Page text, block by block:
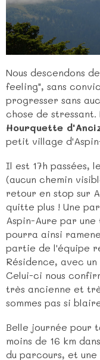
Nous descendons
feeling", sans
progresser sans
chose de
Hourquette
petit village
Il est 17h passées,
(aucun chemin
retour en stop sur
quitte plus ! Une
Aspin-Aure par
pourra ainsi
partie de l'équipe
Résidence, avec
Celui-ci nous
très ancienne et
sommes pas si
Belle journée pour
moins de 16 km
du parcours, et